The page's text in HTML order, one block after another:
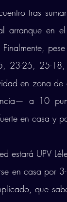
tras
arranque en
23-25, 25-18,
en zona
a 10
en casa y
estará UPV
en casa por
que